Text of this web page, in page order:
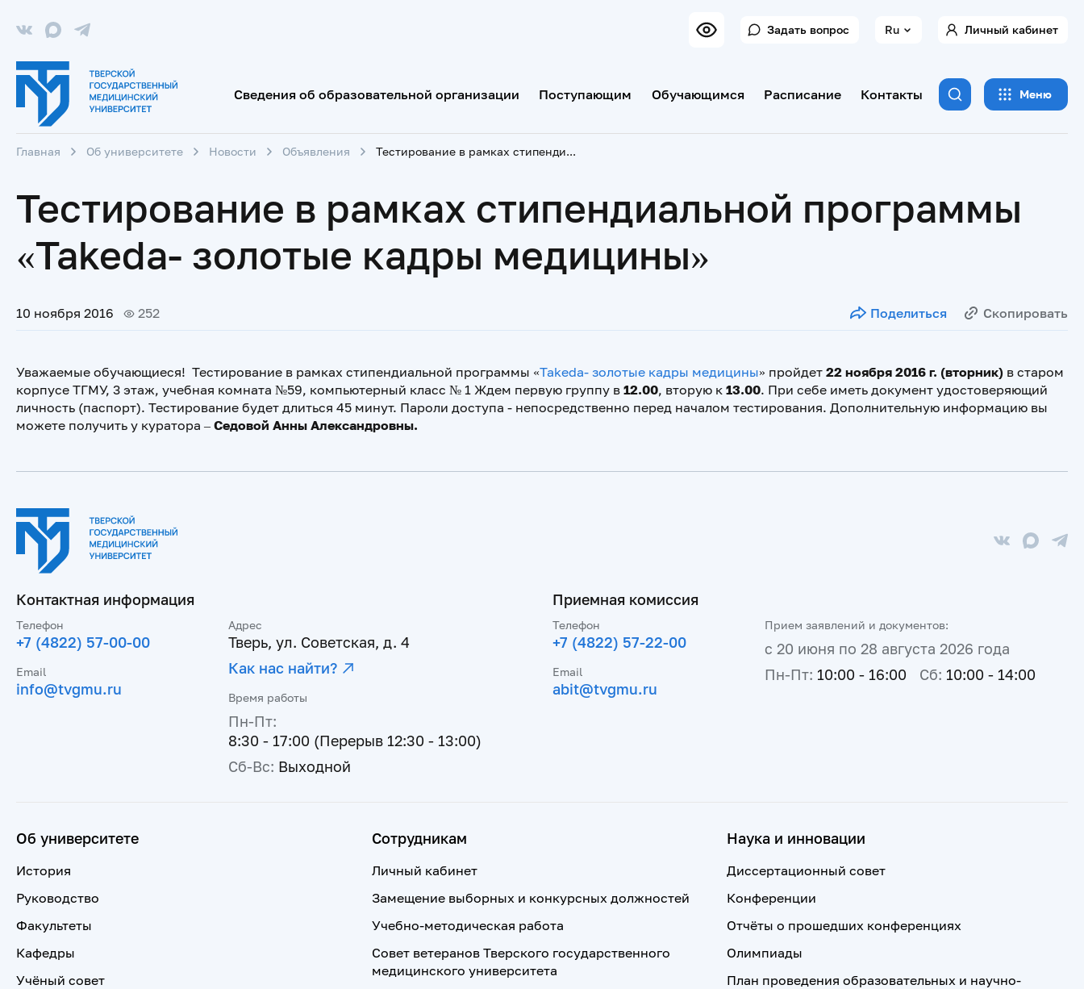
Задать вопрос Ru Личный кабинет
Сведения об образовательной организации Поступающим Обучающимся Расписание Контакты Меню
Главная Об университете Новости Объявления Тестирование в рамках стипендиальной программы «Takeda- золотые кадры медицины»
Тестирование в рамках стипендиальной программы
«Takeda- золотые кадры медицины»
10 ноября 2016 252 Поделиться Скопировать
Уважаемые обучающиеся! Тестирование в рамках стипендиальной программы «Takeda- золотые кадры медицины» пройдет 22 ноября 2016 г. (вторник) в старом
корпусе ТГМУ, 3 этаж, учебная комната №59, компьютерный класс № 1 Ждем первую группу в 12.00, вторую к 13.00. При себе иметь документ удостоверяющий
личность (паспорт). Тестирование будет длиться 45 минут. Пароли доступа - непосредственно перед началом тестирования. Дополнительную информацию вы
можете получить у куратора – Седовой Анны Александровны.
Контактная информация
Телефон
+7 (4822) 57-00-00
Email
info@tvgmu.ru
Адрес
Тверь, ул. Советская, д. 4
Как нас найти?
Время работы
Пн-Пт:
8:30 - 17:00 (Перерыв 12:30 - 13:00)
Сб-Вс: Выходной
Приемная комиссия
Телефон
+7 (4822) 57-22-00
Email
abit@tvgmu.ru
Прием заявлений и документов:
с 20 июня по 28 августа 2026 года
Пн-Пт: 10:00 - 16:00 Сб: 10:00 - 14:00
Об университете
История
Руководство
Факультеты
Кафедры
Учёный совет
Сотрудникам
Личный кабинет
Замещение выборных и конкурсных должностей
Учебно-методическая работа
Совет ветеранов Тверского государственного
медицинского университета
Наука и инновации
Диссертационный совет
Конференции
Отчёты о прошедших конференциях
Олимпиады
План проведения образовательных и научно-